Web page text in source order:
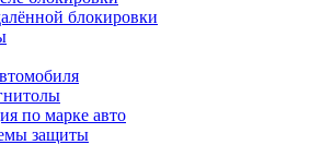
блокировки
по марке авто
защиты